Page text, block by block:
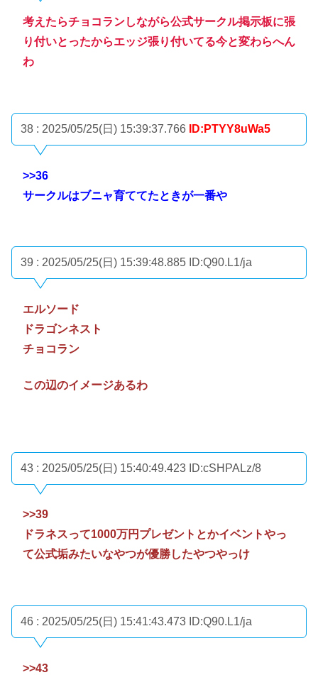
考えたらチョコランしながら公式サークル掲示板に張
り付いとったからエッジ張り付いてる今と変わらへん
わ
38 : 2025/05/25(日) 15:39:37.766 ID:PTYY8uWa5
>>36
サークルはブニャ育ててたときが一番や
39 : 2025/05/25(日) 15:39:48.885 ID:Q90.L1/ja
エルソード
ドラゴンネスト
チョコラン
この辺のイメージあるわ
43 : 2025/05/25(日) 15:40:49.423 ID:cSHPALz/8
>>39
ドラネスって1000万円プレゼントとかイベントやっ
て公式垢みたいなやつが優勝したやつやっけ
46 : 2025/05/25(日) 15:41:43.473 ID:Q90.L1/ja
>>43